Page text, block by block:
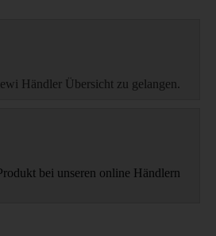
Händler Übersicht zu gelangen.
bei unseren online Händlern